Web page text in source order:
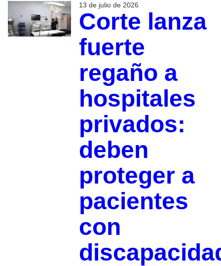
13 de julio de 2026
Corte lanza
fuerte
regaño a
hospitales
privados:
deben
proteger a
pacientes
con